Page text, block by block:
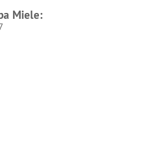
пылесосов Miele
Miele: